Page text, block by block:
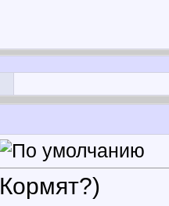
Кормят?)